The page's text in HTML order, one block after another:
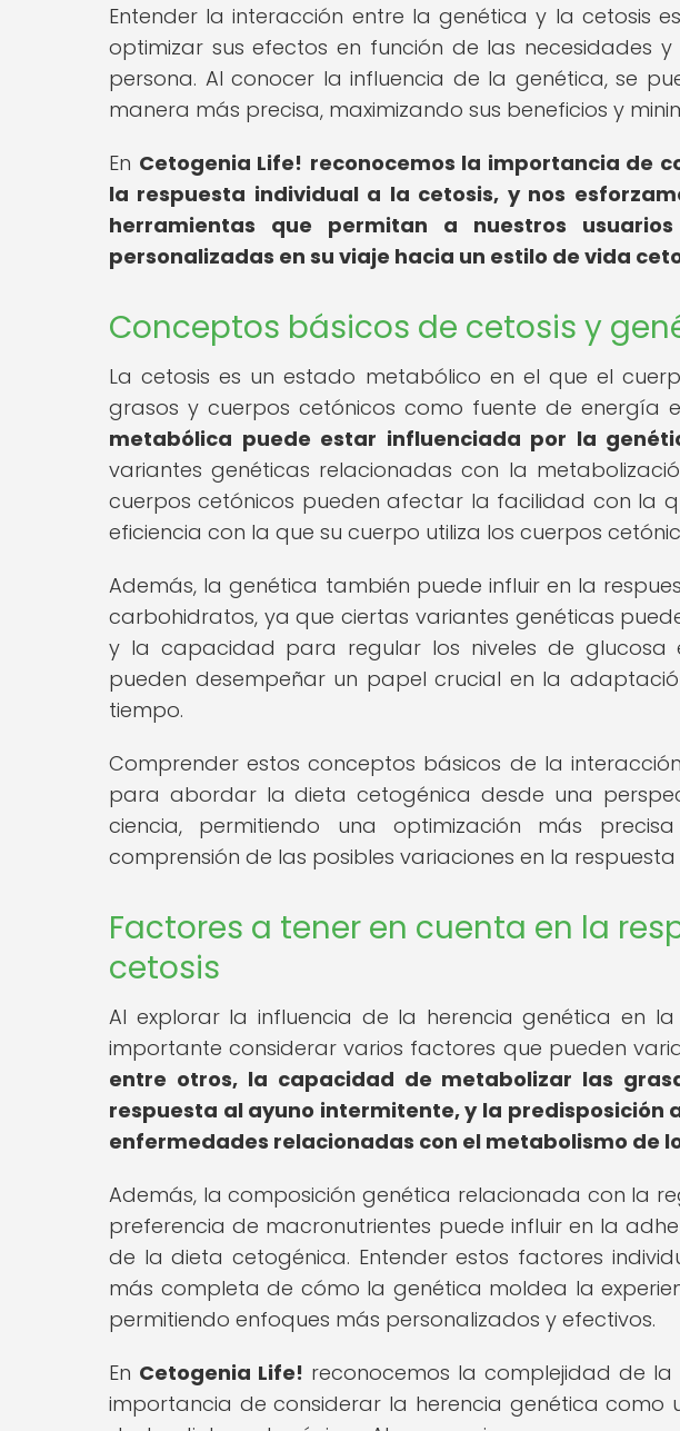
Entender la interacción entre la genética y la cetosis
optimizar sus efectos en función de las necesidades
persona. Al conocer la influencia de la genética, se
manera más precisa, maximizando sus beneficios y
En Cetogenia Life! reconocemos la importancia de
la respuesta individual a la cetosis, y nos
herramientas que permitan a nuestros
personalizadas en su viaje hacia un estilo de vida
Conceptos básicos de cetosis y
La cetosis es un estado metabólico en el que el
grasos y cuerpos cetónicos como fuente de energía
metabólica puede estar influenciada por la
variantes genéticas relacionadas con la
cuerpos cetónicos pueden afectar la facilidad con la
eficiencia con la que su cuerpo utiliza los cuerpos
Además, la genética también puede influir en la
carbohidratos, ya que ciertas variantes genéticas
y la capacidad para regular los niveles de glucosa
pueden desempeñar un papel crucial en la
tiempo.
Comprender estos conceptos básicos de la
para abordar la dieta cetogénica desde una
ciencia, permitiendo una optimización más
comprensión de las posibles variaciones en la respuesta
Factores a tener en cuenta en la
cetosis
Al explorar la influencia de la herencia genética en
importante considerar varios factores que pueden
entre otros, la capacidad de metabolizar las
respuesta al ayuno intermitente, y la predisposición
enfermedades relacionadas con el metabolismo de
Además, la composición genética relacionada con la
preferencia de macronutrientes puede influir en la
de la dieta cetogénica. Entender estos factores
más completa de cómo la genética moldea la
permitiendo enfoques más personalizados y efectivos.
En Cetogenia Life! reconocemos la complejidad de
importancia de considerar la herencia genética como